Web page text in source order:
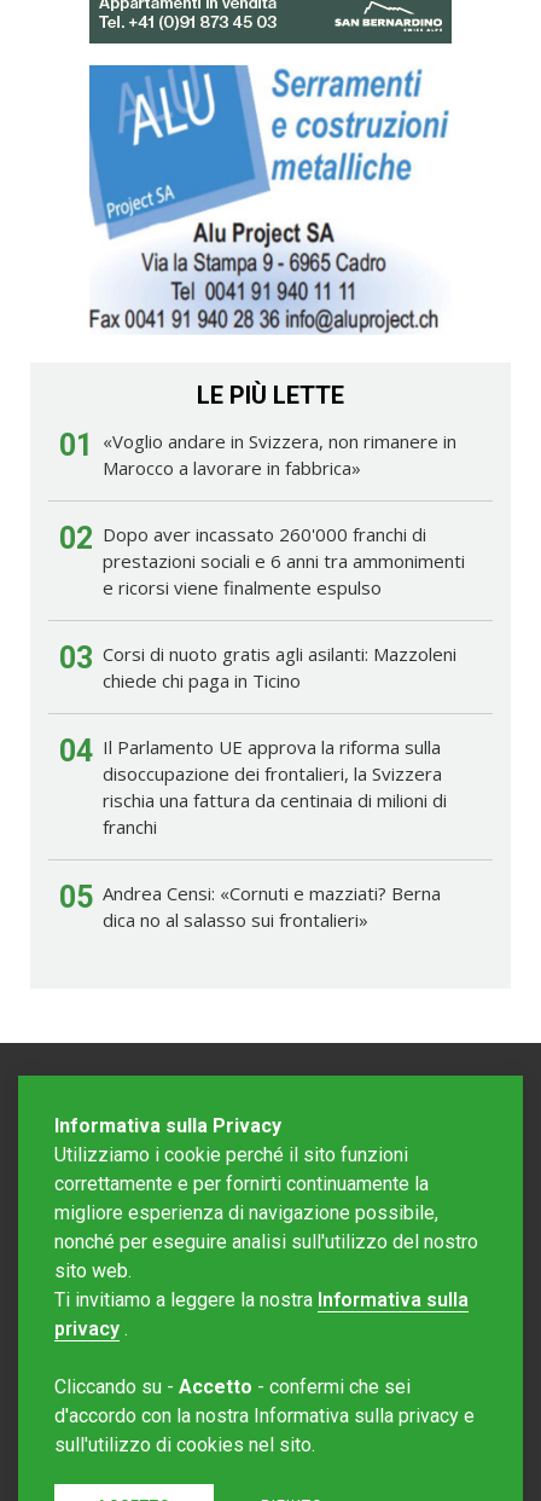
LE PIÙ LETTE
01
«Voglio andare in Svizzera, non rimanere in
Marocco a lavorare in fabbrica»
02 Dopo aver incassato 260'000 franchi di
prestazioni sociali e 6 anni tra ammonimenti
e ricorsi viene finalmente espulso
03 Corsi di nuoto gratis agli asilanti: Mazzoleni
chiede chi paga in Ticino
04 Il Parlamento UE approva la riforma sulla
disoccupazione dei frontalieri, la Svizzera
rischia una fattura da centinaia di milioni di
franchi
05 Andrea Censi: «Cornuti e mazziati? Berna
dica no al salasso sui frontalieri»
Editore Rotostampa SA
Sito creato daRedesign
Informativa sulla Privacy
Utilizziamo i cookie perché il sito funzioni
correttamente e per fornirti continuamente la
migliore esperienza di navigazione possibile,
nonché per eseguire analisi sull'utilizzo del nostro
sito web.
Ti invitiamo a leggere la nostra Informativa sulla
privacy .
Cliccando su - Accetto - confermi che sei
d'accordo con la nostra Informativa sulla privacy e
sull'utilizzo di cookies nel sito.